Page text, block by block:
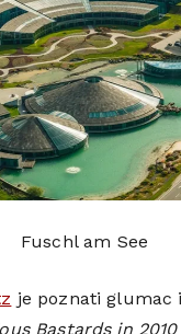
Fuschl am See
je poznati glumac
Bastards in